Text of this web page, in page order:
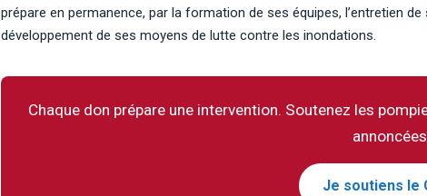
prépare en permanence, par la formation de ses équipes, l’entretien
développement de ses moyens de lutte contre les inondations.
Chaque don prépare une intervention. Soutenez les
Je soutiens le